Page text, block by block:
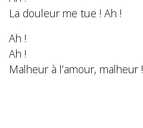
La douleur me tue ! Ah !
Ah !
Ah !
Malheur à l’amour, malheur !